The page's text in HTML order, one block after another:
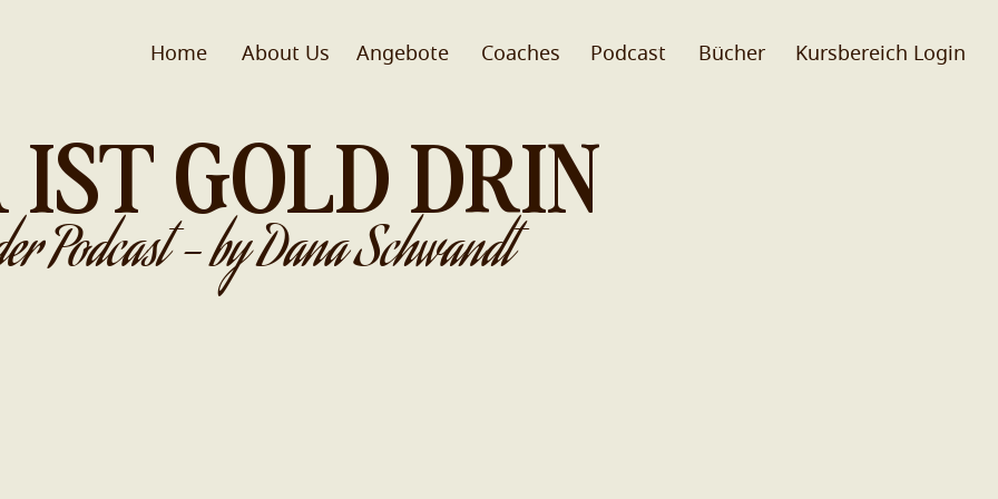
Home About Us Coaches
Angebote Podcast Bücher Kursbereich Login
IST GOLD DRIN
Podcast - by Dana Schwandt